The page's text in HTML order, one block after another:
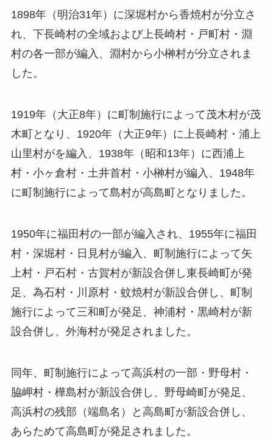
1898年（明治31年）に深堀村から香焼村が分立さ
れ、下長崎村の全域および上長崎村・戸町村・淵
村の各一部が編入、淵村から小榊村が分立されま
した。
1919年（大正8年）に町制施行によって茂木村が茂
木町となり、1920年（大正9年）に上長崎村・浦上
山里村がを編入、1938年（昭和13年）に西浦上
村・小ヶ倉村・土井首村・小榊村が編入、1948年
に町制施行によって島村が高島町となりました。
1950年に福田村の一部が編入され、1955年に福田
村・深堀村・日見村が編入、町制施行によって矢
上村・戸石村・古賀村が新設合併し東長崎町が発
足、為石村・川原村・蚊焼村が新設合併し、町制
施行によって三和町が発足、神浦村・黒崎村が新
設合併し、外海村が発足されました。
同年、町制施行によって高浜村の一部・野母村・
脇岬村・樺島村が新設合併し、野母崎町が発足、
高浜村の残部（端島名）と高島町が新設合併し、
あらためて高島町が発足されました。